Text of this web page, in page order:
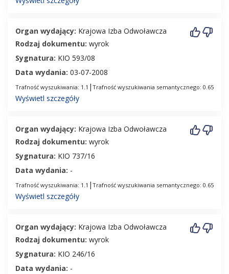
Organ wydający: Krajowa Izba Odwoławcza
Rodzaj dokumentu: wyrok
Sygnatura: KIO 593/08
Data wydania: 03-07-2008
Trafność wyszukiwania: 1.1 | Trafność wyszukiwania semantycznego: 0.65
Wyświetl szczegóły
Organ wydający: Krajowa Izba Odwoławcza
Rodzaj dokumentu: wyrok
Sygnatura: KIO 737/16
Data wydania: -
Trafność wyszukiwania: 1.1 | Trafność wyszukiwania semantycznego: 0.65
Wyświetl szczegóły
Organ wydający: Krajowa Izba Odwoławcza
Rodzaj dokumentu: wyrok
Sygnatura: KIO 246/16
Data wydania: -